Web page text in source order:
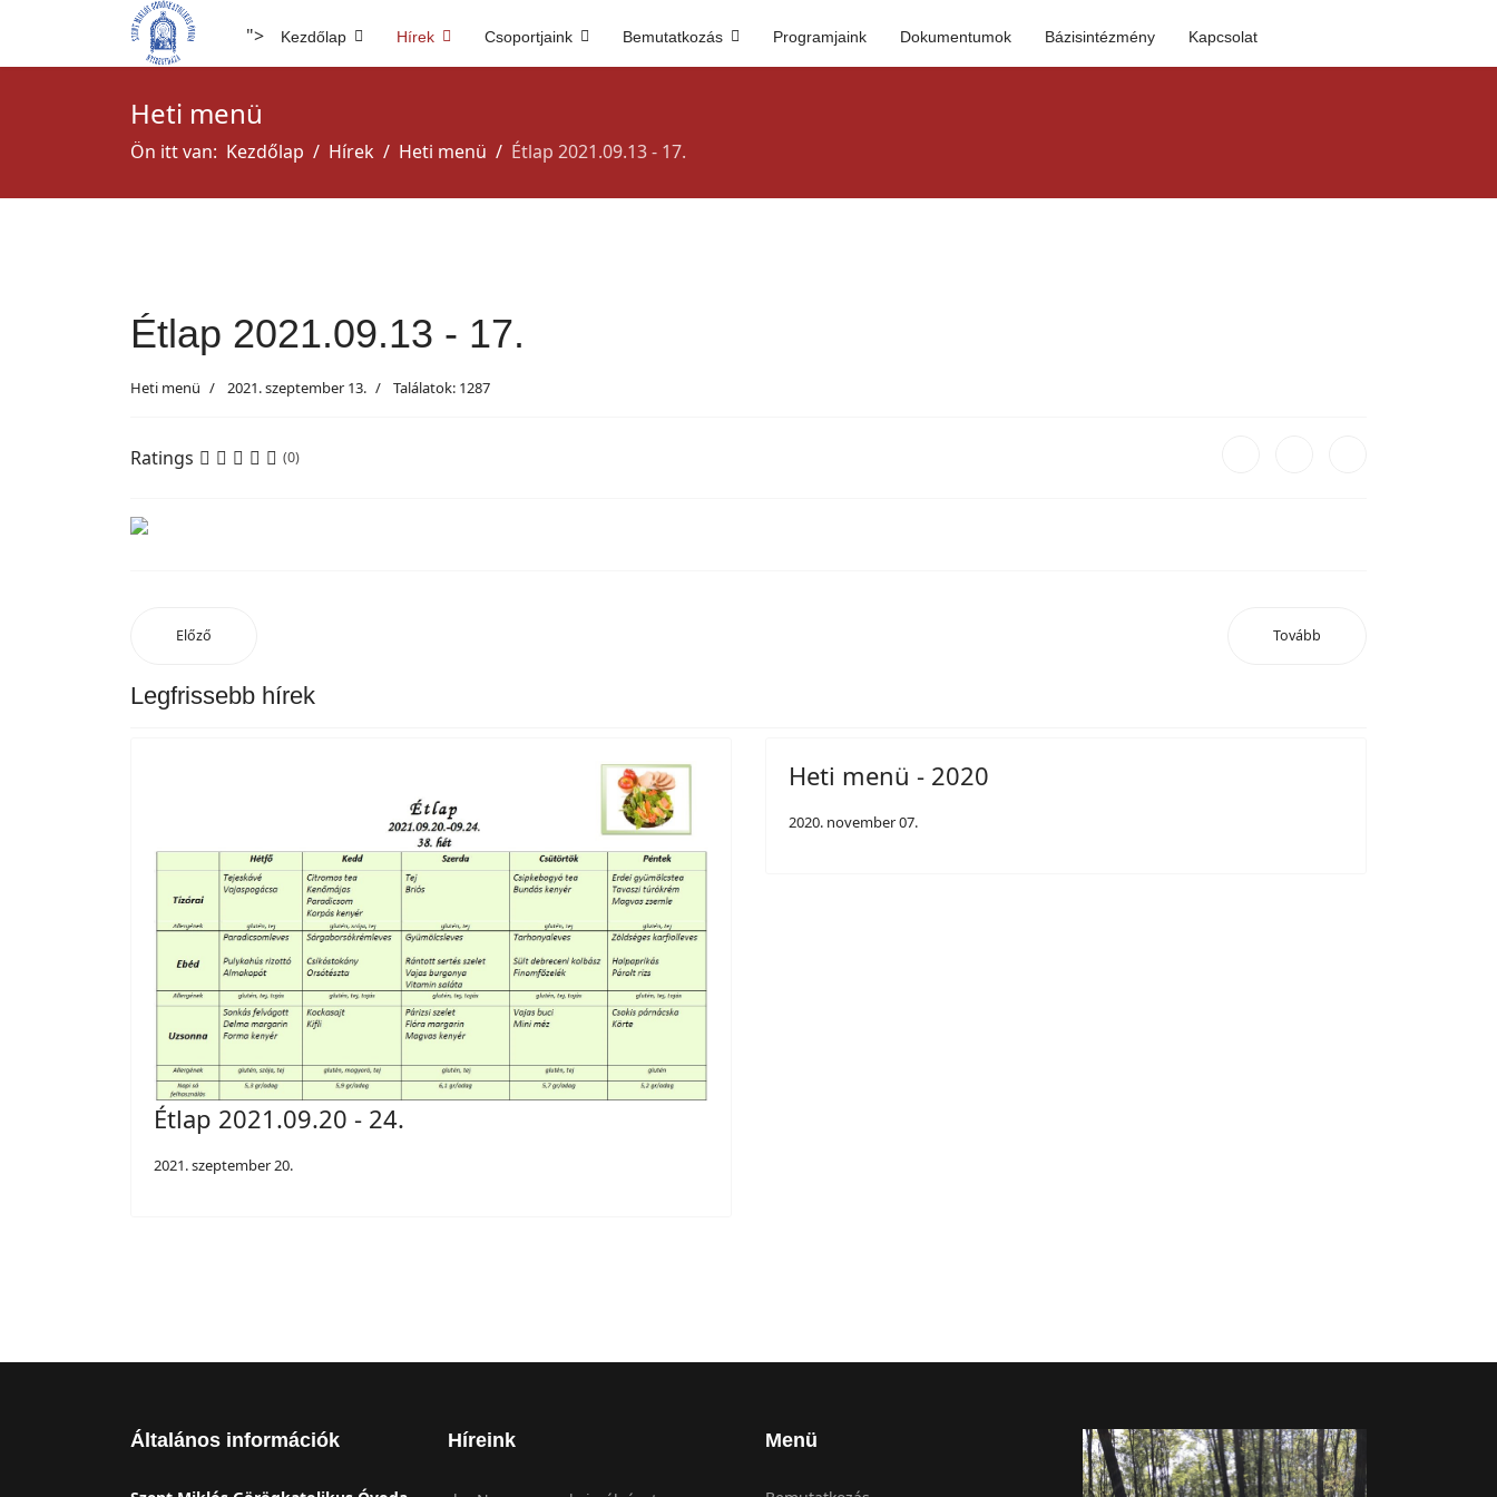
"> Kezdőlap Hírek Csoportjaink Bemutatkozás Programjaink Dokumentumok Bázisintézmény Kapcsolat
Heti menü
Ön itt van: Kezdőlap Hírek Heti menü Étlap 2021.09.13 - 17.
Étlap 2021.09.13 - 17.
Heti menü 2021. szeptember 13. Találatok: 1287
Ratings (0)
Előző Tovább
Legfrissebb hírek
Étlap 2021.09.20 - 24.
2021. szeptember 20.
Heti menü - 2020
2020. november 07.
Általános információk Híreink Menü